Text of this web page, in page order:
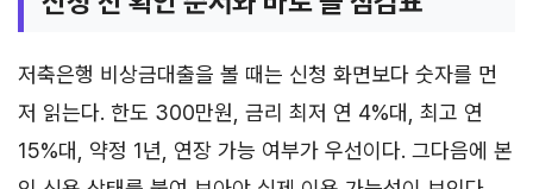
저축은행 비상금대출을 볼 때는 신청 화면보다 숫자를 먼
저 읽는다. 한도 300만원, 금리 최저 연 4%대, 최고 연
15%대, 약정 1년, 연장 가능 여부가 우선이다. 그다음에 본